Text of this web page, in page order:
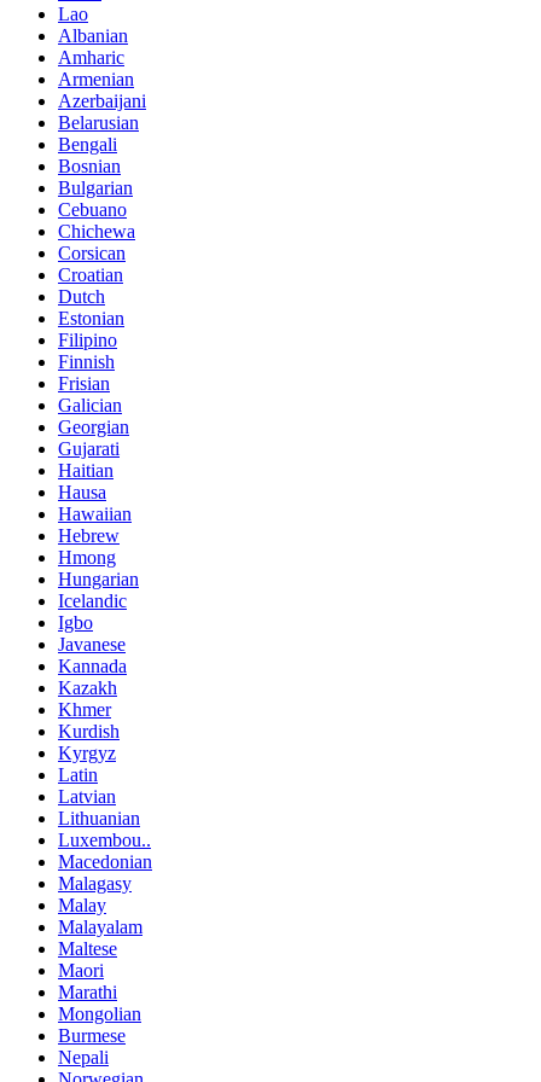
Lao
Albanian
Amharic
Armenian
Azerbaijani
Belarusian
Bengali
Bosnian
Bulgarian
Cebuano
Chichewa
Corsican
Croatian
Dutch
Estonian
Filipino
Finnish
Frisian
Galician
Georgian
Gujarati
Haitian
Hausa
Hawaiian
Hebrew
Hmong
Hungarian
Icelandic
Igbo
Javanese
Kannada
Kazakh
Khmer
Kurdish
Kyrgyz
Latin
Latvian
Lithuanian
Luxembou..
Macedonian
Malagasy
Malay
Malayalam
Maltese
Maori
Marathi
Mongolian
Burmese
Nepali